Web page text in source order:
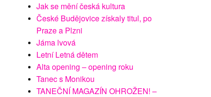
Jak se mění česká kultura
České Budějovice získaly titul, po
Praze a Plzni
Jáma lvová
Letní Letná dětem
Alta opening – opening roku
Tanec s Monikou
TANEČNÍ MAGAZÍN OHROŽEN! –